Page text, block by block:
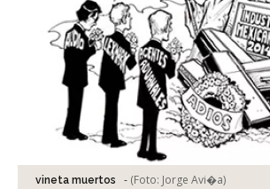
vineta muertos - (Foto: Jorge Avi�a)